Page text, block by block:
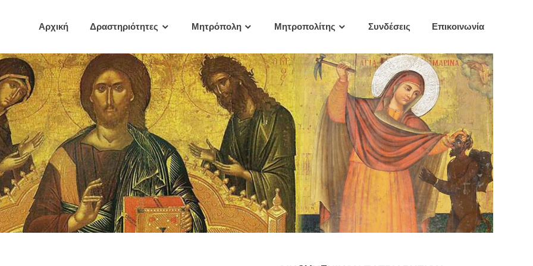
Αρχική Δραστηριότητες Μητρόπολη Μητροπολίτης Συνδέσεις Επικοινωνία